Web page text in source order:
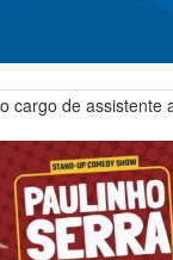
cargo de assistente